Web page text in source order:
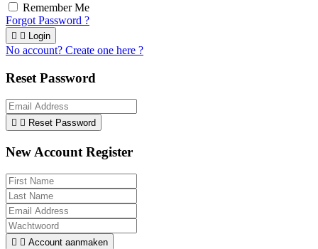
Remember Me
Forgot Password ?
  Login
No account? Create one here ?
Reset Password
  Reset Password
New Account Register
  Account aanmaken